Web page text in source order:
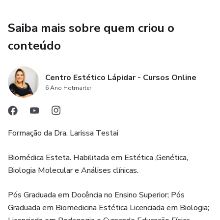
Saiba mais sobre quem criou o
conteúdo
Centro Estético Lápidar - Cursos Online
6 Ano Hotmarter
Formação da Dra. Larissa Testai
Biomédica Esteta. Habilitada em Estética ,Genética,
Biologia Molecular e Análises clínicas.
Pós Graduada em Docência no Ensino Superior; Pós
Graduada em Biomedicina Estética Licenciada em Biologia;